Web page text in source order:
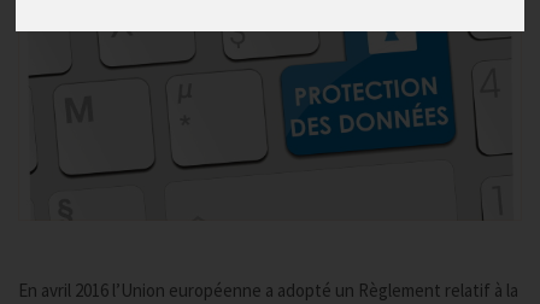
En avril 2016 l’Union européenne a adopté un Règlement relatif à la